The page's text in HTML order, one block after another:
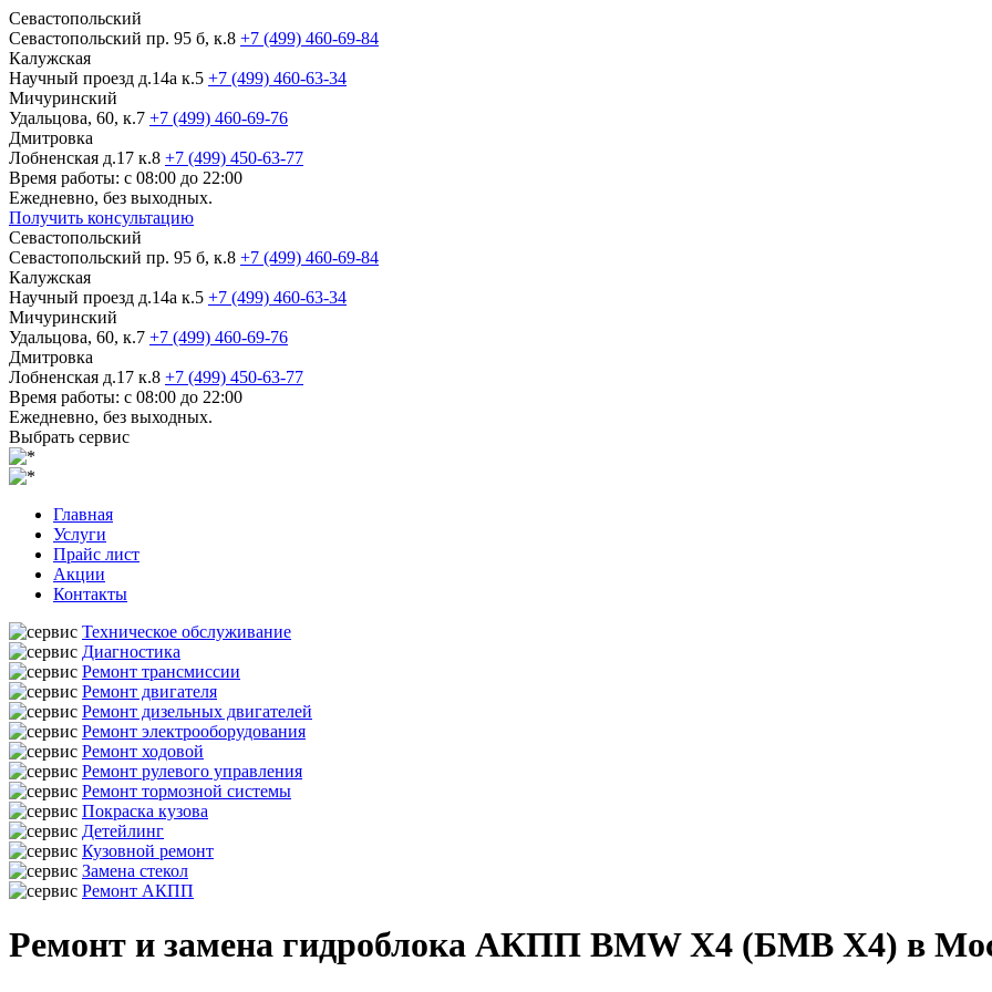
Севастопольский
Севастопольский пр. 95 б, к.8 +7 (499) 460-69-84
Калужская
Научный проезд д.14а к.5 +7 (499) 460-63-34
Мичуринский
Удальцова, 60, к.7 +7 (499) 460-69-76
Дмитровка
Лобненская д.17 к.8 +7 (499) 450-63-77
Время работы: с 08:00 до 22:00
Ежедневно, без выходных.
Получить консультацию
Севастопольский
Севастопольский пр. 95 б, к.8 +7 (499) 460-69-84
Калужская
Научный проезд д.14а к.5 +7 (499) 460-63-34
Мичуринский
Удальцова, 60, к.7 +7 (499) 460-69-76
Дмитровка
Лобненская д.17 к.8 +7 (499) 450-63-77
Время работы: с 08:00 до 22:00
Ежедневно, без выходных.
Выбрать сервис
Главная
Услуги
Прайс лист
Акции
Контакты
Техническое обслуживание
Диагностика
Ремонт трансмиссии
Ремонт двигателя
Ремонт дизельных двигателей
Ремонт электрооборудования
Ремонт ходовой
Ремонт рулевого управления
Ремонт тормозной системы
Покраска кузова
Детейлинг
Кузовной ремонт
Замена стекол
Ремонт АКПП
Ремонт и замена гидроблока АКПП BMW X4 (БМВ Х4) в